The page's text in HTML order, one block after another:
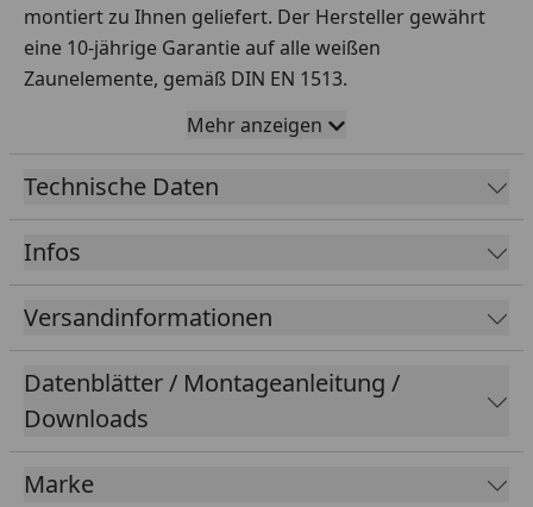
montiert zu Ihnen geliefert. Der Hersteller gewährt
eine 10-jährige Garantie auf alle weißen
Zaunelemente, gemäß DIN EN 1513.
Für alle Zaun- und Torelemente benötigen Sie die
TraumGarten Profilaufsätze, als Profilabschluss. Hier
können Sie wählen zwischen einem Pyramiden- oder
Longlife Kleber.
Material:hochwertiger Fensterkunststoff
Maße: 1800 x 700 (610) mm
Zaunprofil: 82 x28 mm
Zaunriegel:82 x 35 mm
Farbe
: Weiß
Mehr anzeigen
Technische Daten
Infos
Versandinformationen
Datenblätter / Montageanleitung /
Downloads
Marke